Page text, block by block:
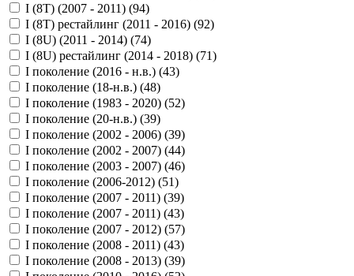
I (8T) (2007 - 2011) (94)
I (8T) рестайлинг (2011 - 2016) (92)
I (8U) (2011 - 2014) (74)
I (8U) рестайлинг (2014 - 2018) (71)
I поколение (2016 - н.в.) (43)
I поколение (18-н.в.) (48)
I поколение (1983 - 2020) (52)
I поколение (20-н.в.) (39)
I поколение (2002 - 2006) (39)
I поколение (2002 - 2007) (44)
I поколение (2003 - 2007) (46)
I поколение (2006-2012) (51)
I поколение (2007 - 2011) (39)
I поколение (2007 - 2011) (43)
I поколение (2007 - 2012) (57)
I поколение (2008 - 2011) (43)
I поколение (2008 - 2013) (39)